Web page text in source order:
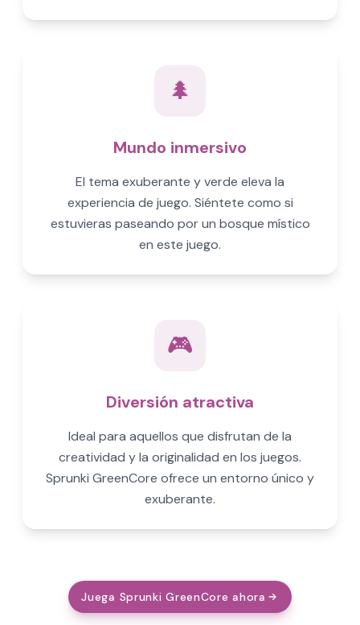
🌲
Mundo inmersivo
El tema exuberante y verde eleva la
experiencia de juego. Siéntete como si
estuvieras paseando por un bosque místico
en este juego.
🎮
Diversión atractiva
Ideal para aquellos que disfrutan de la
creatividad y la originalidad en los juegos.
Sprunki GreenCore ofrece un entorno único y
exuberante.
Juega Sprunki GreenCore ahora